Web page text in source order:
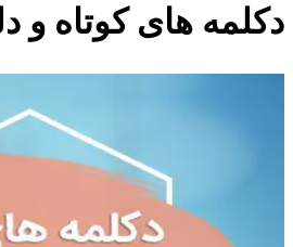
دکلمه های کوتاه و